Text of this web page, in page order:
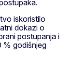
iskoristilo
dokazi o
postupanja i
% godišnjeg